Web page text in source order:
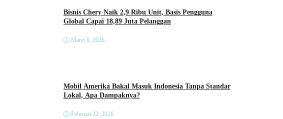
Bisnis Chery Naik 2,9 Ribu Unit, Basis Pengguna
Global Capai 18,89 Juta Pelanggan
Maret 6, 2026
Mobil Amerika Bakal Masuk Indonesia Tanpa Standar
Lokal, Apa Dampaknya?
Februari 22, 2026